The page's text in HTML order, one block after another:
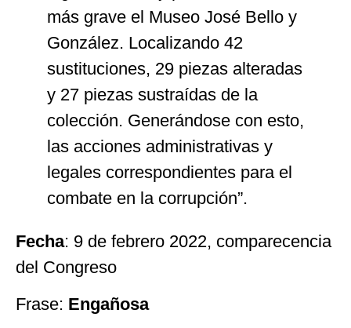
más grave el Museo José Bello y
González. Localizando 42
sustituciones, 29 piezas alteradas
y 27 piezas sustraídas de la
colección. Generándose con esto,
las acciones administrativas y
legales correspondientes para el
combate en la corrupción”.
Fecha: 9 de febrero 2022, comparecencia
del Congreso
Frase: Engañosa